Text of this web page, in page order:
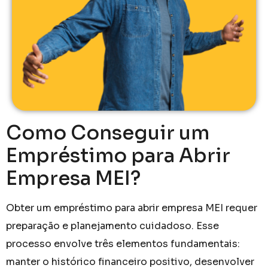
Como Conseguir um
Empréstimo para Abrir
Empresa MEI?
Obter um empréstimo para abrir empresa MEI requer
preparação e planejamento cuidadoso. Esse
processo envolve três elementos fundamentais:
manter o histórico financeiro positivo, desenvolver